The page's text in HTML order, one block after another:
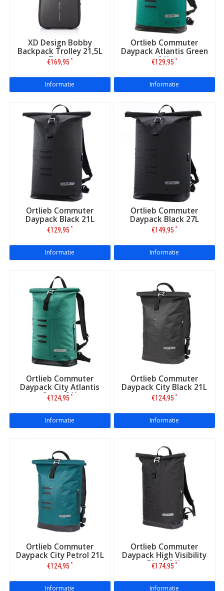
XD Design Bobby
Backpack Trolley 21,5L
Zwart
€169,95 *
Informatie
Ortlieb Commuter
Daypack Atlantis Green
21L
€129,95 *
Informatie
Ortlieb Commuter
Daypack Black 21L
€129,95 *
Informatie
Ortlieb Commuter
Daypack Black 27L
€149,95 *
Informatie
Ortlieb Commuter
Daypack City Atlantis
Green 21L
€124,95 *
Informatie
Ortlieb Commuter
Daypack City Black 21L
€124,95 *
Informatie
Ortlieb Commuter
Daypack City Petrol 21L
€124,95 *
Informatie
Ortlieb Commuter
Daypack High Visibility
Black 21L
€174,95 *
Informatie